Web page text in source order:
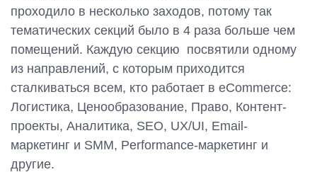
проходило в несколько заходов, потому так
тематических секций было в 4 раза больше чем
помещений. Каждую секцию посвятили одному
из направлений, с которым приходится
сталкиваться всем, кто работает в eCommerce:
Логистика, Ценообразование, Право, Контент-
проекты, Аналитика, SEO, UX/UI, Email-
маркетинг и SMM, Performance-маркетинг и
другие.